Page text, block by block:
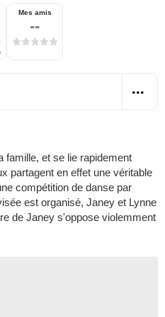
Mes amis
--
famille, et se lie rapidement
partagent en effet une véritable
compétition de danse par
est organisé, Janey et Lynne
de Janey s'oppose violemment